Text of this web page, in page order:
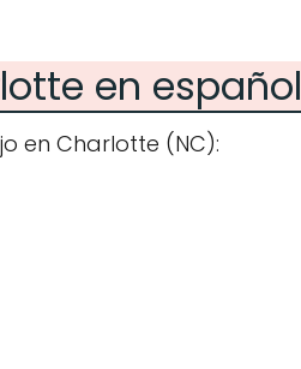
en español
en Charlotte (NC):